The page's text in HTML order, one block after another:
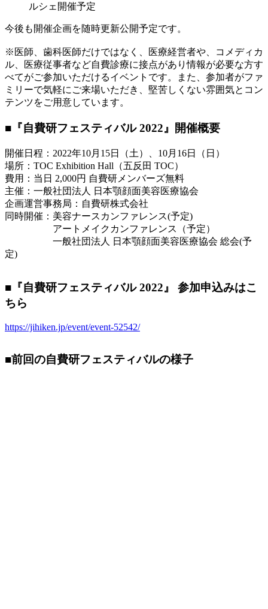
ルシェ開催予定
今後も開催企画を随時更新公開予定です。
※医師、歯科医師だけではなく、医療経営者や、コメディカ
ル、医療従事者など自費診療に接点があり情報が必要な方す
べてがご参加いただけるイベントです。また、参加者がファ
ミリーで気軽にご来場いただき、堅苦しくない雰囲気とコン
テンツをご用意しています。
■『自費研フェスティバル 2022』開催概要
開催日程：2022年10月15日（土）、10月16日（日）
場所：TOC Exhibition Hall（五反田 TOC）
費用：当日 2,000円 自費研メンバーズ無料
主催：一般社団法人 日本顎顔面美容医療協会
企画運営事務局：自費研株式会社
同時開催：美容ナースカンファレンス(予定)
アートメイクカンファレンス（予定）
一般社団法人 日本顎顔面美容医療協会 総会(予
定)
■『自費研フェスティバル 2022』 参加申込みはこ
ちら
https://jihiken.jp/event/event-52542/
■前回の自費研フェスティバルの様子